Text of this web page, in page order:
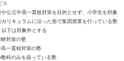
ス
や公立中高一貫校対策を目的とせず、小学生を対象
カリキュラムに沿った形で集団授業を行っている塾
以下は対象外とする
対策の塾
一貫校対策の塾
科のみを扱っている塾